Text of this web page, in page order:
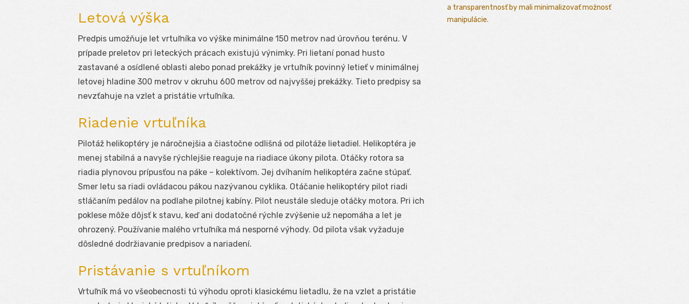
Letová výška
Predpis umožňuje let vrtuľníka vo výške minimálne 150 metrov nad úrovňou terénu. V
prípade preletov pri leteckých prácach existujú výnimky. Pri lietaní ponad husto
zastavané a osídlené oblasti alebo ponad prekážky je vrtuľník povinný letieť v minimálnej
letovej hladine 300 metrov v okruhu 600 metrov od najvyššej prekážky. Tieto predpisy sa
nevzťahuje na vzlet a pristátie vrtuľníka.
Riadenie vrtuľníka
Pilotáž helikoptéry je náročnejšia a čiastočne odlišná od pilotáže lietadiel. Helikoptéra je
menej stabilná a navyše rýchlejšie reaguje na riadiace úkony pilota. Otáčky rotora sa
riadia plynovou prípusťou na páke – kolektívom. Jej dvíhaním helikoptéra začne stúpať.
Smer letu sa riadi ovládacou pákou nazývanou cyklika. Otáčanie helikoptéry pilot riadi
stláčaním pedálov na podlahe pilotnej kabíny. Pilot neustále sleduje otáčky motora. Pri ich
poklese môže dôjsť k stavu, keď ani dodatočné rýchle zvýšenie už nepomáha a let je
ohrozený. Používanie malého vrtuľníka má nesporné výhody. Od pilota však vyžaduje
dôsledné dodržiavanie predpisov a nariadení.
Pristávanie s vrtuľníkom
Vrtuľník má vo všeobecnosti tú výhodu oproti klasickému lietadlu, že na vzlet a pristátie
a transparentnosť by mali minimalizovať možnosť
manipulácie.